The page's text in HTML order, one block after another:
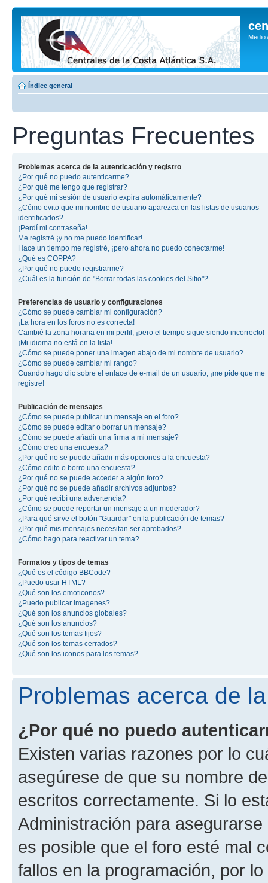
Medio
Índice general
Preguntas Frecuentes
Problemas acerca de la autenticación y registro
¿Por qué no puedo autenticarme?
¿Por qué me tengo que registrar?
¿Por qué mi sesión de usuario expira automáticamente?
¿Cómo evito que mi nombre de usuario aparezca en las listas de usuarios
identificados?
¡Perdí mi contraseña!
Me registré ¡y no me puedo identificar!
Hace un tiempo me registré, ¡pero ahora no puedo conectarme!
¿Qué es COPPA?
¿Por qué no puedo registrarme?
¿Cuál es la función de "Borrar todas las cookies del Sitio"?
Preferencias de usuario y configuraciones
¿Cómo se puede cambiar mi configuración?
¡La hora en los foros no es correcta!
Cambié la zona horaria en mi perfil, ¡pero el tiempo sigue siendo incorrecto!
¡Mi idioma no está en la lista!
¿Cómo se puede poner una imagen abajo de mi nombre de usuario?
¿Cómo se puede cambiar mi rango?
Cuando hago clic sobre el enlace de e-mail de un usuario, ¡me pide que me
registre!
Publicación de mensajes
¿Cómo se puede publicar un mensaje en el foro?
¿Cómo se puede editar o borrar un mensaje?
¿Cómo se puede añadir una firma a mi mensaje?
¿Cómo creo una encuesta?
¿Por qué no se puede añadir más opciones a la encuesta?
¿Cómo edito o borro una encuesta?
¿Por qué no se puede acceder a algún foro?
¿Por qué no se puede añadir archivos adjuntos?
¿Por qué recibí una advertencia?
¿Cómo se puede reportar un mensaje a un moderador?
¿Para qué sirve el botón "Guardar" en la publicación de temas?
¿Por qué mis mensajes necesitan ser aprobados?
¿Cómo hago para reactivar un tema?
Formatos y tipos de temas
¿Qué es el código BBCode?
¿Puedo usar HTML?
¿Qué son los emoticonos?
¿Puedo publicar imagenes?
¿Qué son los anuncios globales?
¿Qué son los anuncios?
¿Qué son los temas fijos?
¿Qué son los temas cerrados?
¿Qué son los iconos para los temas?
Problemas acerca de
¿Por qué no puedo
Existen varias razones por lo
asegúrese de que su nombre
escritos correctamente. Si lo
Administración para
es posible que el foro esté mal
fallos en la programación, por